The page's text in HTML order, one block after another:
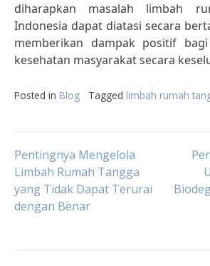
diharapkan masalah limbah
Indonesia dapat diatasi secara
memberikan dampak positif
kesehatan masyarakat secara
Posted in Blog Tagged limbah rumah
Post
navigation
Pentingnya Mengelola
Limbah Rumah Tangga
yang Tidak Dapat Terurai
dengan Benar